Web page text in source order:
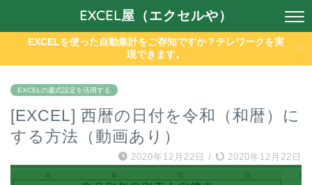
EXCEL屋（エクセルや）
EXCELを使った自動集計をご存知ですか？テレワークを実
現できます。
EXCELの書式設定を活用する
[EXCEL] 西暦の日付を令和（和暦）に
する方法（動画あり）
2020年12月22日 / 2020年12月22日